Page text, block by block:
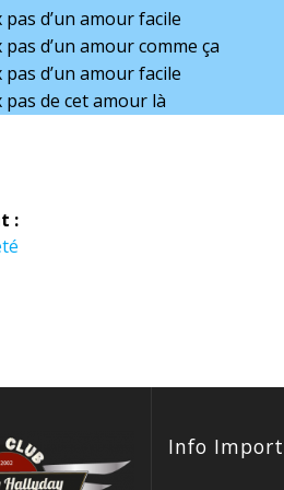
pas d’un amour facile
pas d’un amour comme ça
pas d’un amour facile
pas de cet amour là
:
Info